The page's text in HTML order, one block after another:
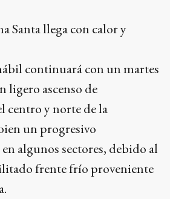
Santa llega con calor y
continuará con un martes
ligero ascenso de
centro y norte de la
un progresivo
algunos sectores, debido al
frente frío proveniente